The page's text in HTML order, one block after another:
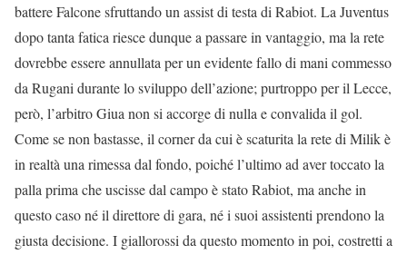
battere Falcone sfruttando un assist di testa di Rabiot. La Juventus
dopo tanta fatica riesce dunque a passare in vantaggio, ma la rete
dovrebbe essere annullata per un evidente fallo di mani commesso
da Rugani durante lo sviluppo dell’azione; purtroppo per il Lecce,
però, l’arbitro Giua non si accorge di nulla e convalida il gol.
Come se non bastasse, il corner da cui è scaturita la rete di Milik è
in realtà una rimessa dal fondo, poiché l’ultimo ad aver toccato la
palla prima che uscisse dal campo è stato Rabiot, ma anche in
questo caso né il direttore di gara, né i suoi assistenti prendono la
giusta decisione. I giallorossi da questo momento in poi, costretti a